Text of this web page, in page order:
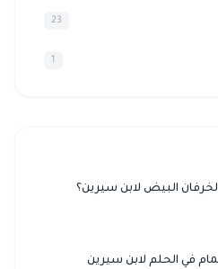
23
1
البيض لابن سيرين؟
في الحلم لابن سيرين